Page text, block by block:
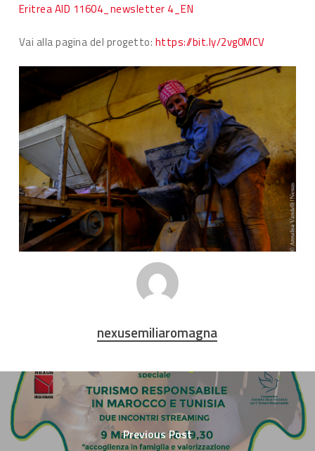
Eritrea AID 11604_newsletter 4_EN
Vai alla pagina del progetto: https://bit.ly/2vg0MCV
nexusemiliaromagna
Previous Post